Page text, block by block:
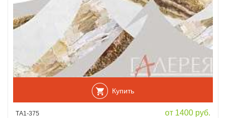
Купить
ТА1-375 от 1400 руб.